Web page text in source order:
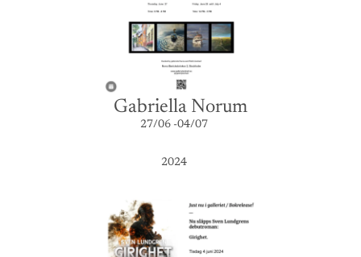
Gabriella Norum
27/06 -04/07
2024